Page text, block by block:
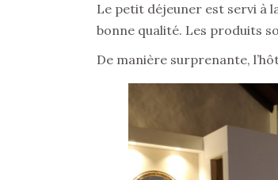
Le petit déjeuner est servi à
bonne qualité. Les produits
De manière surprenante,